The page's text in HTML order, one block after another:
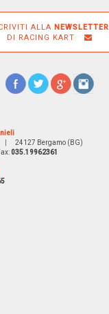
ALLA NEWSLETTER
DI RACING KART
24127 Bergamo (BG)
035.19962361